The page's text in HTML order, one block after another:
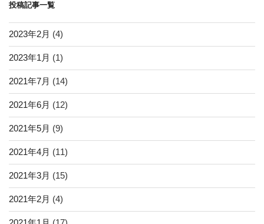
投稿記事一覧
2023年2月 (4)
2023年1月 (1)
2021年7月 (14)
2021年6月 (12)
2021年5月 (9)
2021年4月 (11)
2021年3月 (15)
2021年2月 (4)